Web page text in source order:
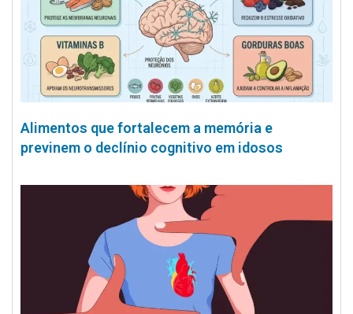
Alimentos que fortalecem a memória e
previnem o declínio cognitivo em idosos